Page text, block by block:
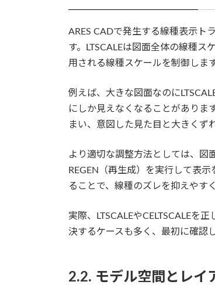
ARES CADで発生する線種表示ト
す。LTSCALEは図面全体の線種ス
用される線種スケールを制御します
例えば、大きな図面なのに
にしか見えなくなることがありま
まい、意図した見た目と大きくず
より適切な調整方法としては、図
REGEN（再生成）を実行して表
ることで、線種のズレを抑えやす
実際、LTSCALEやCELTSCALEを
決するケースも多く、最初に確認
2.2. モデル空間とレイ